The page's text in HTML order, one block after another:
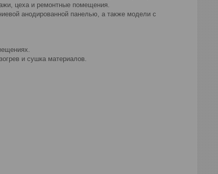
цеха и ремонтные помещения.
анодированной панелью, а также модели с
и сушка материалов.